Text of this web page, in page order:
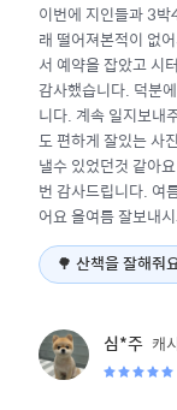
이번에 지인들과 3
래 떨어져본적이 없
서 예약을 잡았고 시
감사했습니다. 덕분
니다. 계속 일지보내
도 편하게 잘있는 사
낼수 있었던것 같아
번 감사드립니다. 여
어요 올여름 잘보내
🌳 산책을 잘해줘
심*주 캐